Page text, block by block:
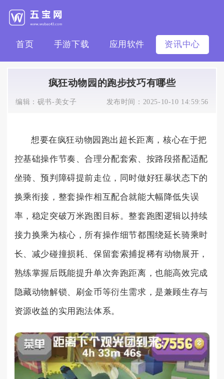
首页 手游下载 应用软件 资讯中心
疯狂动物园的跑步技巧有哪些
编辑： 砚书-美女子 发布时间： 2025-10-10 14:59:56
想要在疯狂动物园跑出超长距离，核心在于把
控基础操作节奏、合理分配套索、按路段搭配适配
坐骑、预判障碍提前走位，同时做好狂暴状态下的
换乘衔接，整套操作相互配合就能大幅降低失误
率，稳定突破万米跑图目标。整套跑图逻辑以持续
接力换乘为核心，所有操作细节都围绕延长骑乘时
长、减少碰撞损耗、保留套索捕捉稀有动物展开，
熟练掌握后既能提升单次奔跑距离，也能高效完成
隐藏动物解锁、刷金币等衍生需求，是兼顾生存与
资源收益的实用跑法体系。